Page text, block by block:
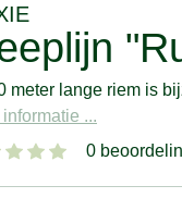
meter lange riem is
...
0